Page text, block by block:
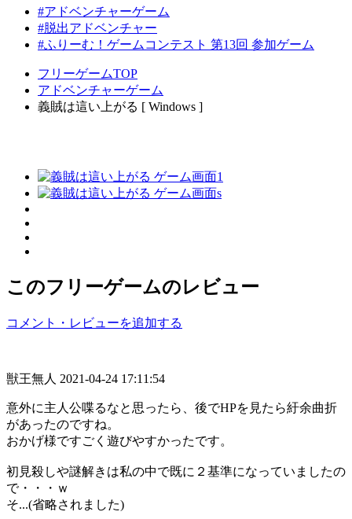
#アドベンチャーゲーム
#脱出アドベンチャー
#ふりーむ！ゲームコンテスト 第13回 参加ゲーム
フリーゲームTOP
アドベンチャーゲーム
義賊は這い上がる [ Windows ]
このフリーゲームのレビュー
コメント・レビューを追加する
獣王無人 2021-04-24 17:11:54
意外に主人公喋るなと思ったら、後でHPを見たら紆余曲折
があったのですね。
おかげ様ですごく遊びやすかったです。
初見殺しや謎解きは私の中で既に２基準になっていましたの
で・・・ｗ
そ...(省略されました)